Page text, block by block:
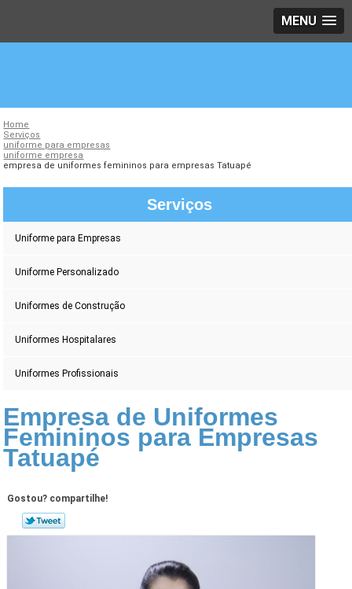
MENU
Home
Serviços
uniforme para empresas
uniforme empresa
empresa de uniformes femininos para empresas Tatuapé
Serviços
Uniforme para Empresas
Uniforme Personalizado
Uniformes de Construção
Uniformes Hospitalares
Uniformes Profissionais
Empresa de Uniformes
Femininos para Empresas
Tatuapé
Gostou? compartilhe!